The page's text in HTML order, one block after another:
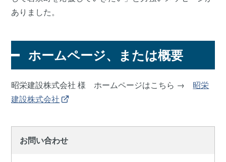
ありました。
ホームページ、または概要
昭栄建設株式会社 様 ホームページはこちら → 昭栄
建設株式会社
お問い合わせ